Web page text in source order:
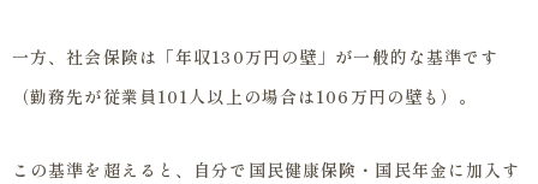
一方、社会保険は「年収130万円の壁」が一般的な基準です
（勤務先が従業員101人以上の場合は106万円の壁も）。
この基準を超えると、自分で国民健康保険・国民年金に加入す